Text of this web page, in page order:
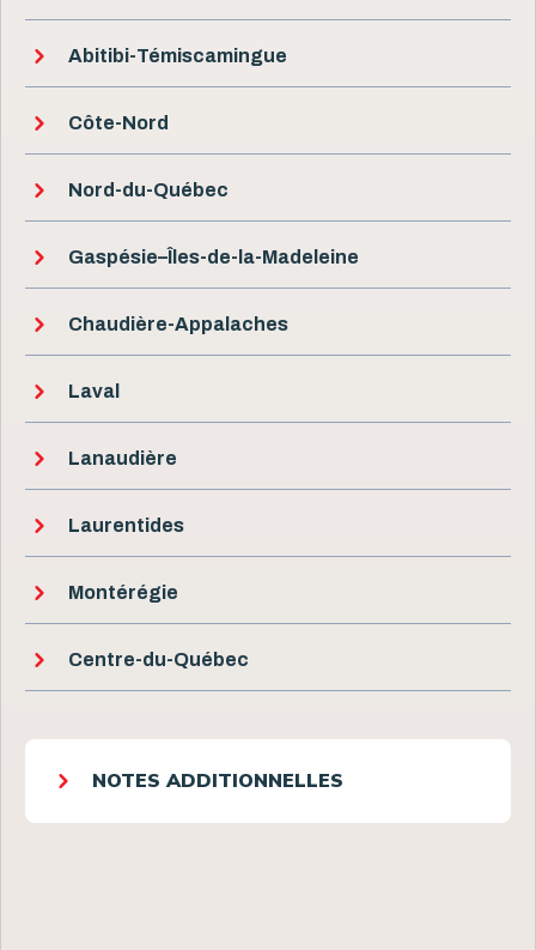
Abitibi-Témiscamingue
Côte-Nord
Nord-du-Québec
Gaspésie–Îles-de-la-Madeleine
Chaudière-Appalaches
Laval
Lanaudière
Laurentides
Montérégie
Centre-du-Québec
NOTES ADDITIONNELLES